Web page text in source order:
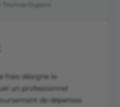
Thomas Dupont
frais désigne le
un professionnel
de dépenses